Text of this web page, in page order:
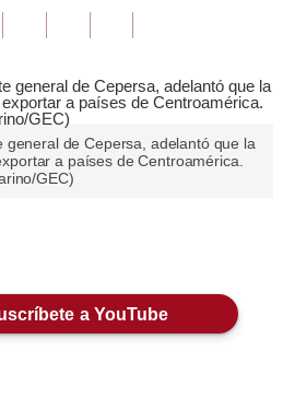
general de Cepersa, adelantó que la
a países de Centroamérica.
GEC)
a YouTube